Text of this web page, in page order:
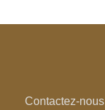
Contactez-nous